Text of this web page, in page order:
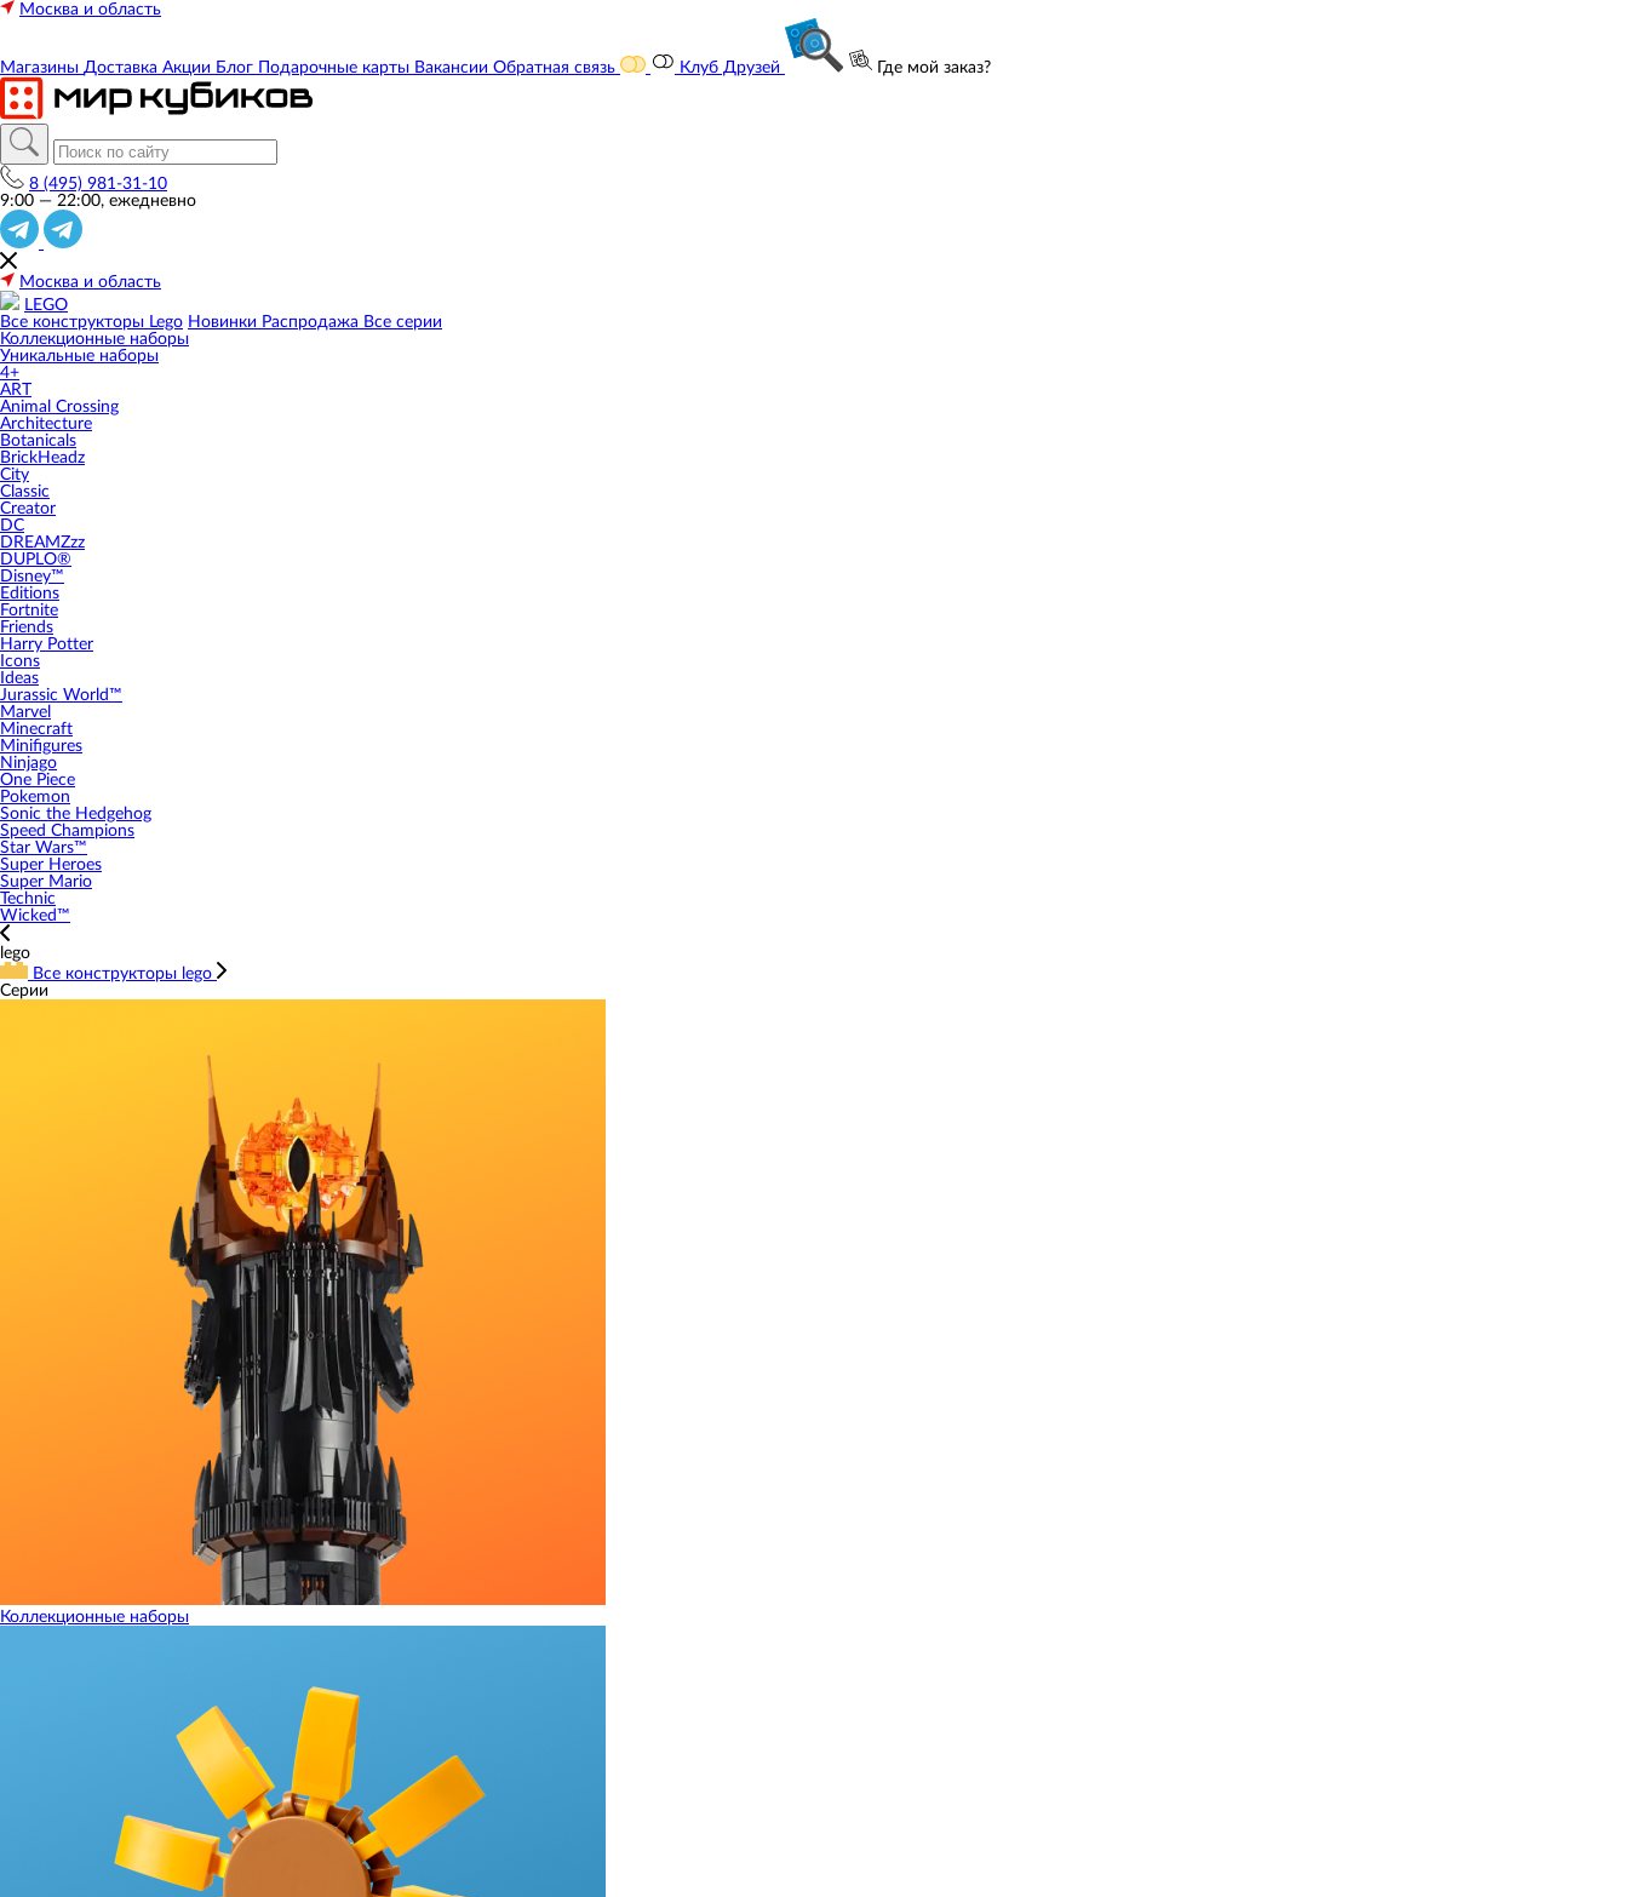
Москва и область
Магазины Доставка Акции Блог Подарочные карты Вакансии Обратная связь Клуб Друзей Где мой заказ?
8 (495) 981-31-10
9:00 — 22:00, ежедневно
Москва и область
LEGO
Все конструкторы Lego Новинки Распродажа Все серии
Коллекционные наборы
Уникальные наборы
4+
ART
Animal Crossing
Architecture
Botanicals
BrickHeadz
City
Classic
Creator
DC
DREAMZzz
DUPLO®
Disney™
Editions
Fortnite
Friends
Harry Potter
Icons
Ideas
Jurassic World™
Marvel
Minecraft
Minifigures
Ninjago
One Piece
Pokemon
Sonic the Hedgehog
Speed Champions
Star Wars™
Super Heroes
Super Mario
Technic
Wicked™
lego
Все конструкторы lego
Серии
Коллекционные наборы